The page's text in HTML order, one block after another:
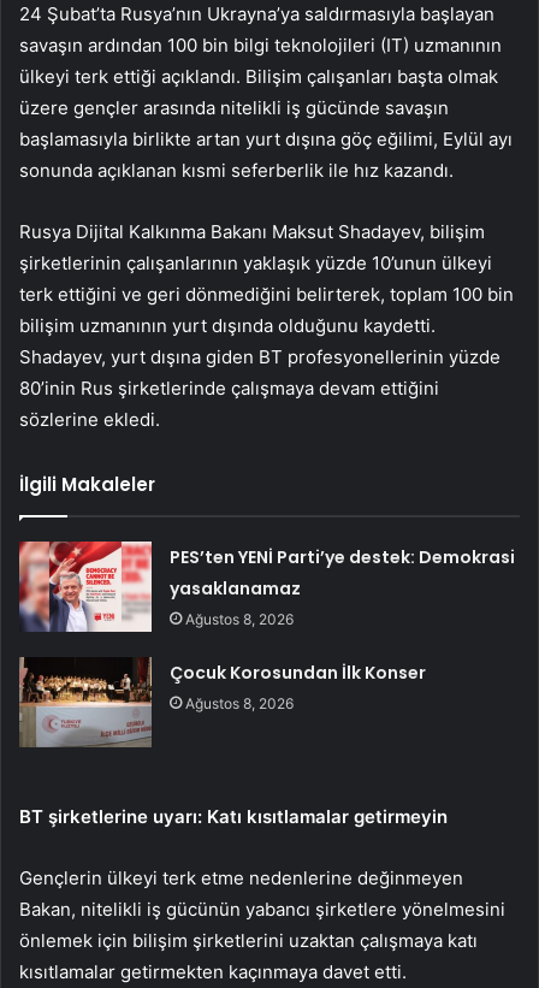
24 Şubat’ta Rusya’nın Ukrayna’ya saldırmasıyla başlayan
savaşın ardından 100 bin bilgi teknolojileri (IT) uzmanının
ülkeyi terk ettiği açıklandı. Bilişim çalışanları başta olmak
üzere gençler arasında nitelikli iş gücünde savaşın
başlamasıyla birlikte artan yurt dışına göç eğilimi, Eylül ayı
sonunda açıklanan kısmi seferberlik ile hız kazandı.
Rusya Dijital Kalkınma Bakanı Maksut Shadayev, bilişim
şirketlerinin çalışanlarının yaklaşık yüzde 10’unun ülkeyi
terk ettiğini ve geri dönmediğini belirterek, toplam 100 bin
bilişim uzmanının yurt dışında olduğunu kaydetti.
Shadayev, yurt dışına giden BT profesyonellerinin yüzde
80’inin Rus şirketlerinde çalışmaya devam ettiğini
sözlerine ekledi.
İlgili Makaleler
PES’ten YENİ Parti’ye destek: Demokrasi
yasaklanamaz
Ağustos 8, 2026
Çocuk Korosundan İlk Konser
Ağustos 8, 2026
BT şirketlerine uyarı: Katı kısıtlamalar getirmeyin
Gençlerin ülkeyi terk etme nedenlerine değinmeyen
Bakan, nitelikli iş gücünün yabancı şirketlere yönelmesini
önlemek için bilişim şirketlerini uzaktan çalışmaya katı
kısıtlamalar getirmekten kaçınmaya davet etti.